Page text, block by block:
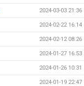
2024-03-03 21:36
2024-02-22 16:14
2024-02-12 08:26
2024-01-27 16:53
2024-01-26 10:31
2024-01-19 22:47